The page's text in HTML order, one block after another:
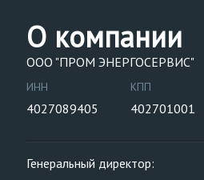
О компании
ООО "ПРОМ ЭНЕРГОСЕРВИС"
ИНН
4027089405
КПП
402701001
Генеральный директор: